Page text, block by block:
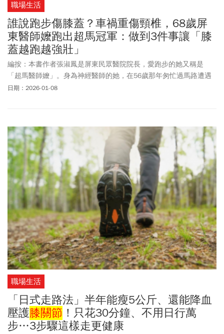
職場生活
誰說跑步傷膝蓋？車禍重傷頸椎，68歲屏
東醫師嬤跑出超馬冠軍：做到3件事讓「膝
蓋越跑越強壯」
編按：本書作者張淑鳳是屏東民眾醫院院長，愛跑步的她又稱是
「超馬醫師嬤」。身為神經醫師的她，在56歲那年匆忙過馬路遭遇
車禍，頸椎重傷，引發頸神經根壓迫，右上肢麻痛、吃止痛藥也沒
者同樣擁有運動潛力，也能活出真正健康的人生。張淑鳳以醫師與
跑者的雙重視角，破解跑步迷思，解析跑步會傷膝蓋嗎？跑步膝蓋
痛的原因、跑步不傷膝蓋的方法，年紀大想跑步如何開始？跑步後
膝蓋痛怎麼辦？教你如何安全跑、保護膝蓋。
日期：2026-01-08
職場生活
「日式走路法」半年能瘦5公斤、還能降血
壓護膝關節 ！只花30分鐘、不用日行萬
步…3步驟這樣走更健康